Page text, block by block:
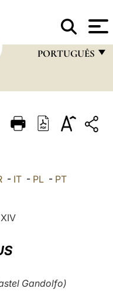
PORTUGUÊS
ITALIANO
LATINE
- IT - PL - PT
Gandolfo)